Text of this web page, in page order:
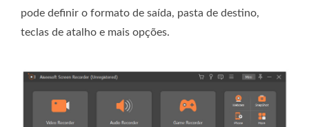
pode definir o formato de saída, pasta de destino,
teclas de atalho e mais opções.